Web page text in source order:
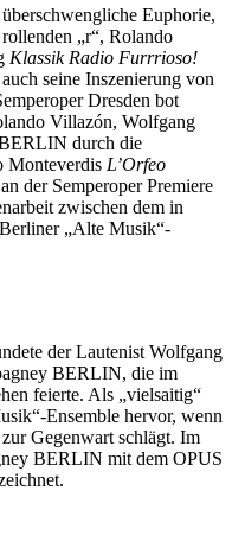
Euphorie,
„r“, Rolando
Klassik Radio Furrrioso!
seine Inszenierung von
Dresden bot
Villazón, Wolfgang
durch die
Monteverdis L’Orfeo
der Semperoper Premiere
zwischen dem in
„Alte Musik“-
der Lautenist Wolfgang
BERLIN, die im
feierte. Als „vielsaitig“
Ensemble hervor, wenn
Gegenwart schlägt. Im
BERLIN mit dem OPUS